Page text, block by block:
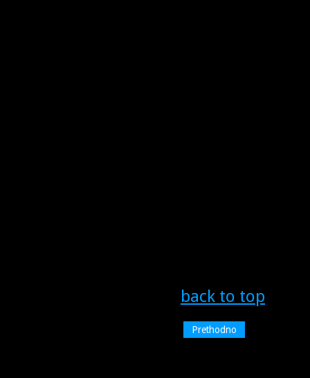
back to top
Prethodno